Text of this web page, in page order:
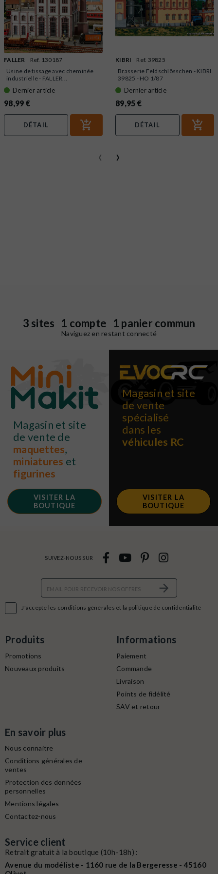
FALLER
Ref. 130187
Usine de tissage avec cheminée
industrielle - FALLER...
Dernier article
98,99 €
DÉTAIL
KIBRI
Ref. 39825
Brasserie Feldschlösschen - KIBRI
39825 - HO 1/87
Dernier article
89,95 €
DÉTAIL
‹ ›
3 sites 1 compte 1 panier commun
Naviguez en restant connecté
Magasin et site
de vente de
maquettes,
miniatures et
figurines
VISITER LA
BOUTIQUE
Magasin et site
de vente
spécialisé
dans les
véhicules RC
VISITER LA
BOUTIQUE
J'accepte les conditions générales et la politique de confidentialité
SUIVEZ-NOUS SUR
Produits
Promotions
Nouveaux produits
Informations
Paiement
Commande
Livraison
Points de fidélité
SAV et retour
En savoir plus
Nous connaitre
Conditions générales de
ventes
Protection des données
personnelles
Mentions légales
Contactez-nous
Service client
Retrait gratuit à la boutique (10h-18h) :
Avenue du modéliste - 1160 rue de la Bergeresse - 45160